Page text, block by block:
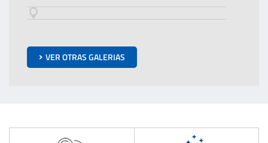
VER OTRAS GALERIAS